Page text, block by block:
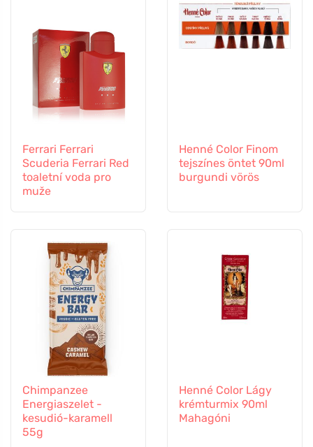
Ferrari Ferrari
Scuderia Ferrari Red
toaletní voda pro
muže
Henné Color Finom
tejszínes öntet 90ml
burgundi vörös
Chimpanzee
Energiaszelet -
kesudió-karamell
55g
Henné Color Lágy
krémturmix 90ml
Mahagóni